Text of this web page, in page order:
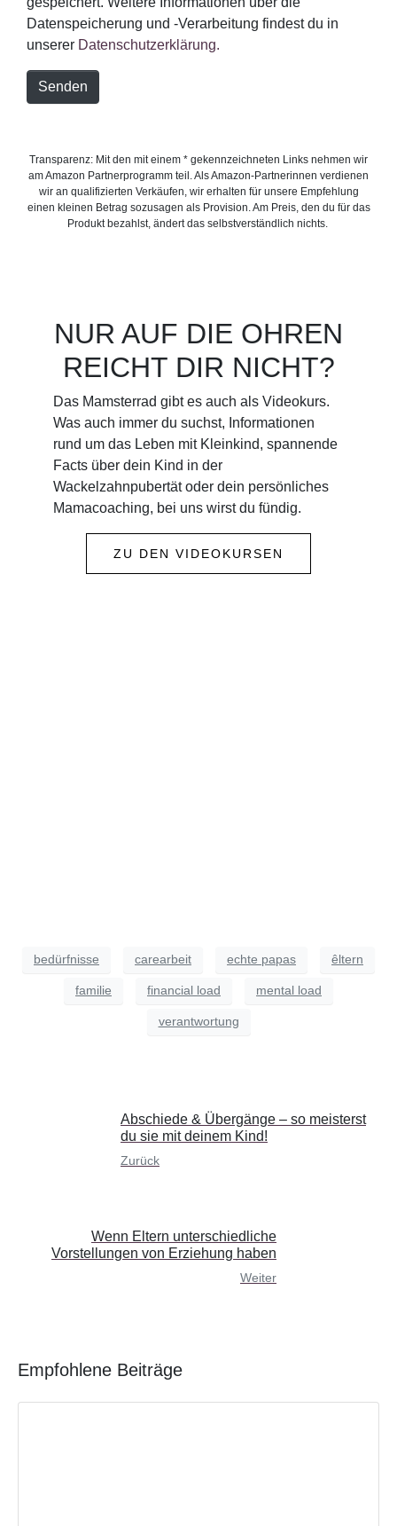
Datenspeicherung und -Verarbeitung findest du in
unserer Datenschutzerklärung.
Senden
Transparenz: Mit den mit einem * gekennzeichneten Links nehmen wir
am Amazon Partnerprogramm teil. Als Amazon-Partnerinnen verdienen
wir an qualifizierten Verkäufen, wir erhalten für unsere Empfehlung
einen kleinen Betrag sozusagen als Provision. Am Preis, den du für das
Produkt bezahlst, ändert das selbstverständlich nichts.
NUR AUF DIE OHREN
REICHT DIR NICHT?
Das Mamsterrad gibt es auch als Videokurs.
Was auch immer du suchst, Informationen
rund um das Leben mit Kleinkind, spannende
Facts über dein Kind in der
Wackelzahnpubertät oder dein persönliches
Mamacoaching, bei uns wirst du fündig.
ZU DEN VIDEOKURSEN
bedürfnisse carearbeit echte papas êltern
familie financial load mental load
verantwortung
Abschiede & Übergänge – so meisterst
du sie mit deinem Kind!
Zurück
Wenn Eltern unterschiedliche
Vorstellungen von Erziehung haben
Weiter
Empfohlene Beiträge